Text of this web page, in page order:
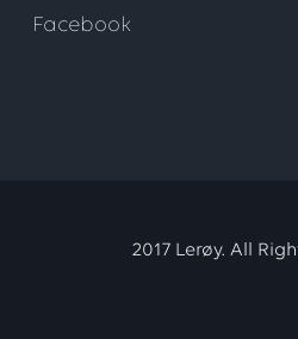
Facebook
2017 Lerøy. All